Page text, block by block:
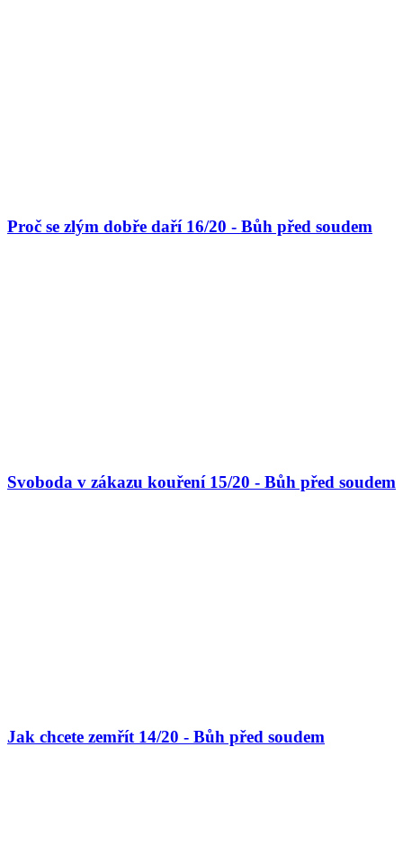
Proč se zlým dobře daří 16/20 - Bůh před soudem
Svoboda v zákazu kouření 15/20 - Bůh před soudem
Jak chcete zemřít 14/20 - Bůh před soudem